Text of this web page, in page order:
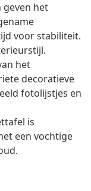
het
voor stabiliteit.
het
decoratieve
fotolijstjes en
is
een vochtige